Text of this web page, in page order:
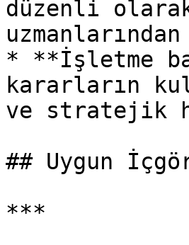
düzenli
* **İşletme
kararların
ve stratejik
## Uygun
***